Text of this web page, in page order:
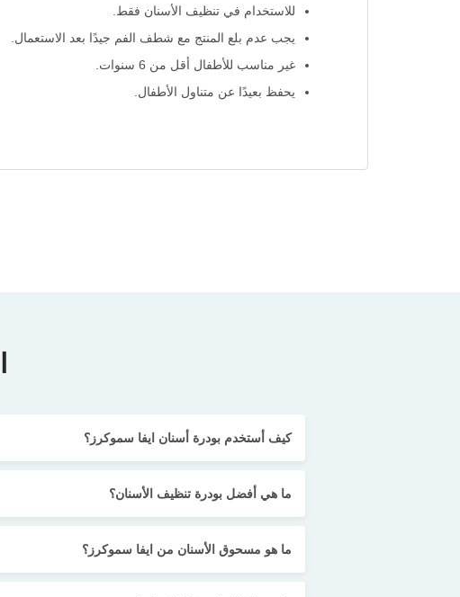
للاستخدام في تنظيف الأسنان فقط.
يجب عدم بلع المنتج مع شطف الفم جيدًا بعد الاستعمال.
غير مناسب للأطفال أقل من 6 سنوات.
يحفظ بعيدًا عن متناول الأطفال.
كيف أستخدم بودرة أسنان ايفا سموكرز؟
ما هي أفضل بودرة تنظيف الأسنان؟
ما هو مسحوق الأسنان من ايفا سموكرز؟